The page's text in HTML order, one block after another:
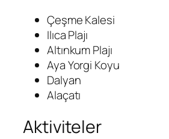
Çeşme Kalesi
Ilıca Plajı
Altınkum Plajı
Aya Yorgi Koyu
Dalyan
Alaçatı
Aktiviteler